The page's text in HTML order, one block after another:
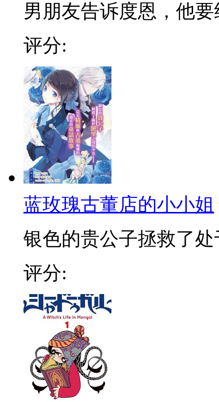
男朋友告诉度恩，他要
评分:
蓝玫瑰古董店的小小姐
银色的贵公子拯救了处
评分: